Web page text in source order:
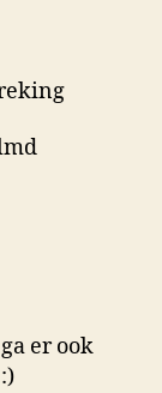
er ook